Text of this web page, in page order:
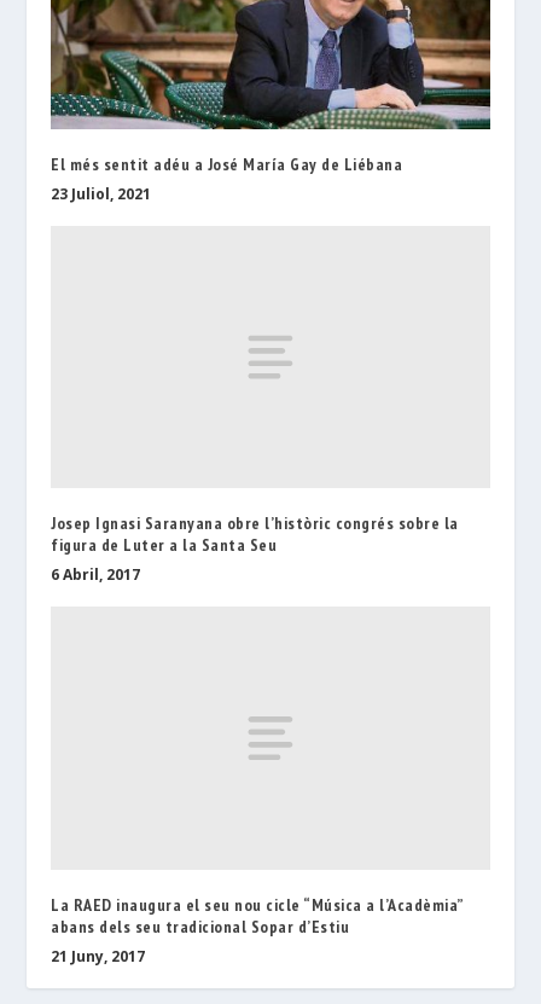
El més sentit adéu a José María Gay de Liébana
23 Juliol, 2021
Josep Ignasi Saranyana obre l’històric congrés sobre la
figura de Luter a la Santa Seu
6 Abril, 2017
La RAED inaugura el seu nou cicle “Música a l’Acadèmia”
abans dels seu tradicional Sopar d’Estiu
21 Juny, 2017